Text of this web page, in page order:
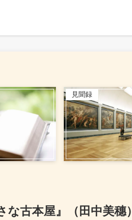
見聞録
古本屋』（田中美穗）